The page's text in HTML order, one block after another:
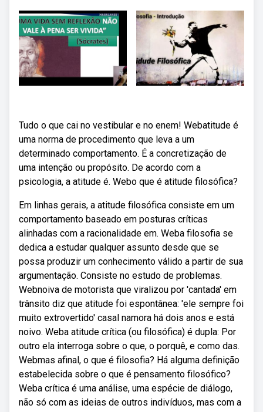
Tudo o que cai no vestibular e no enem! Webatitude é
uma norma de procedimento que leva a um
determinado comportamento. É a concretização de
uma intenção ou propósito. De acordo com a
psicologia, a atitude é. Webo que é atitude filosófica?
Em linhas gerais, a atitude filosófica consiste em um
comportamento baseado em posturas críticas
alinhadas com a racionalidade em. Weba filosofia se
dedica a estudar qualquer assunto desde que se
possa produzir um conhecimento válido a partir de sua
argumentação. Consiste no estudo de problemas.
Webnoiva de motorista que viralizou por 'cantada' em
trânsito diz que atitude foi espontânea: 'ele sempre foi
muito extrovertido' casal namora há dois anos e está
noivo. Weba atitude crítica (ou filosófica) é dupla: Por
outro ela interroga sobre o que, o porquê, e como das.
Webmas afinal, o que é filosofia? Há alguma definição
estabelecida sobre o que é pensamento filosófico?
Weba crítica é uma análise, uma espécie de diálogo,
não só com as ideias de outros indivíduos, mas com a